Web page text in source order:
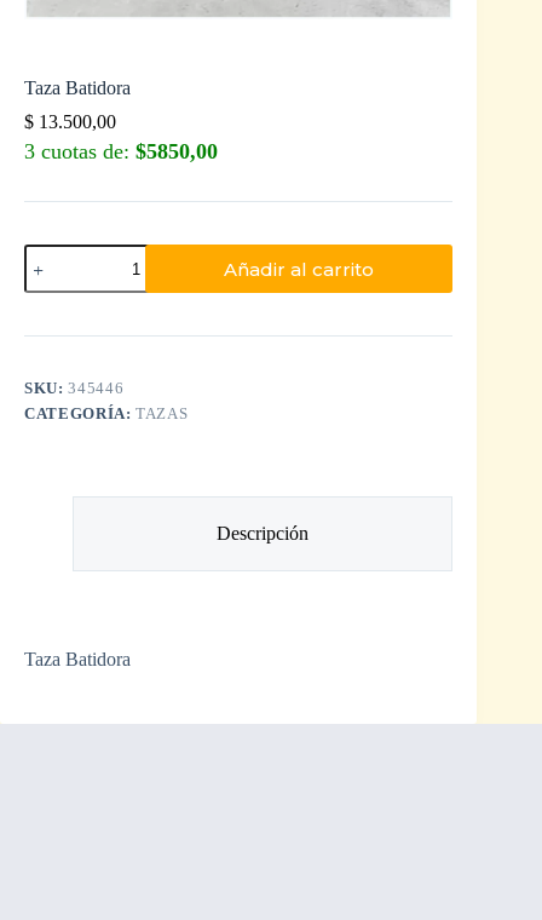
Taza Batidora
$ 13.500,00
3 cuotas de: $5850,00
Añadir al carrito
SKU:345446
CATEGORÍA:TAZAS
Descripción
Taza Batidora